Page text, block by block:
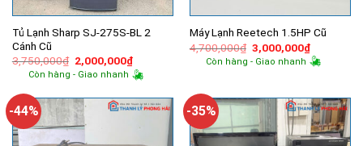
Tủ Lạnh Sharp SJ-275S-BL 2
Cánh Cũ
3,750,000₫ Giá
gốc
là:
2,000,000₫Giá
hiện
tại
2,000,000₫.
Còn hàng - Giao nhanh
Máy Lạnh Reetech 1.5HP Cũ
4,700,000₫ Giá
gốc
là:
3,000,000₫Giá
hiện
tại
Còn hàng - Giao nhanh
-44% -35%